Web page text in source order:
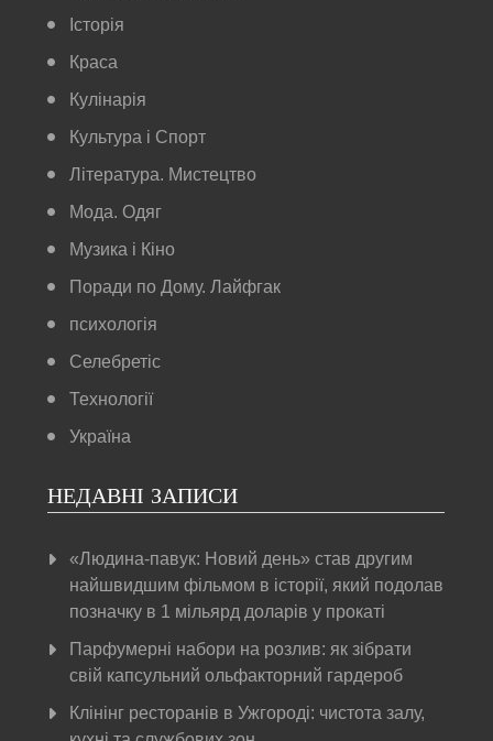
Історія
Краса
Кулінарія
Культура і Спорт
Література. Мистецтво
Мода. Одяг
Музика і Кіно
Поради по Дому. Лайфгак
психологія
Селебретіс
Технології
Україна
НЕДАВНІ ЗАПИСИ
«Людина-павук: Новий день» став другим
найшвидшим фільмом в історії, який подолав
позначку в 1 мільярд доларів у прокаті
Парфумерні набори на розлив: як зібрати
свій капсульний ольфакторний гардероб
Клінінг ресторанів в Ужгороді: чистота залу,